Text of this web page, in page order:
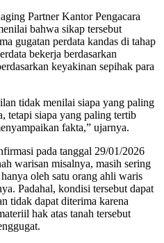
Partner Kantor Pengacara
bahwa sikap tersebut
gugatan perdata kandas di tahap
bekerja berdasarkan
keyakinan sepihak para
tidak menilai siapa yang paling
tetapi siapa yang paling tertib
fakta,” ujarnya.
pada tanggal 29/01/2026
warisan misalnya, masih sering
oleh satu orang ahli waris
Padahal, kondisi tersebut dapat
tidak dapat diterima karena
hak atas tanah tersebut